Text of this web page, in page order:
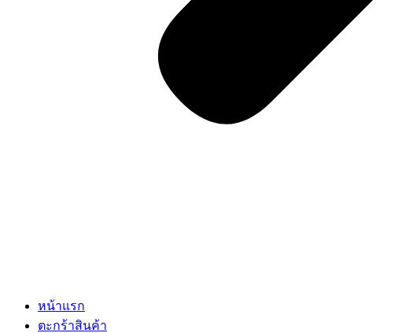
หน้าแรก
ตะกร้าสินค้า